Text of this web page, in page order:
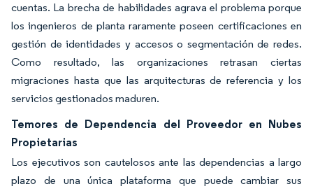
cuentas. La brecha de habilidades agrava el problema porque
los ingenieros de planta raramente poseen certificaciones en
gestión de identidades y accesos o segmentación de redes.
Como resultado, las organizaciones retrasan ciertas
migraciones hasta que las arquitecturas de referencia y los
servicios gestionados maduren.
Temores de Dependencia del Proveedor en Nubes
Propietarias
Los ejecutivos son cautelosos ante las dependencias a largo
plazo de una única plataforma que puede cambiar sus